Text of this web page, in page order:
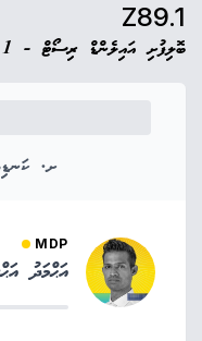
Z89.1
ބޮލިފުށި އައިލެންޑް ރިސޯޓް - 1
ށ.
MDP
އަޙްމަދު